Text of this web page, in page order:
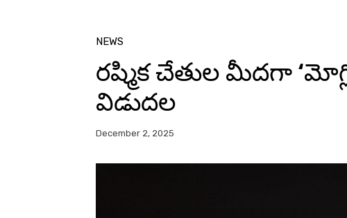
NEWS
రష్మిక చేతుల మీదగా
విడుదల
December 2, 2025